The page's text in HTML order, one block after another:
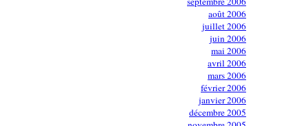
août 2006
juillet 2006
juin 2006
mai 2006
avril 2006
mars 2006
février 2006
janvier 2006
décembre 2005